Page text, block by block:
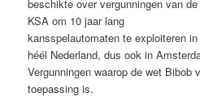
beschikte over vergunningen van de
KSA om 10 jaar lang
kansspelautomaten te exploiteren in
héél Nederland, dus ook in
Vergunningen waarop de wet Bibob
toepassing is.